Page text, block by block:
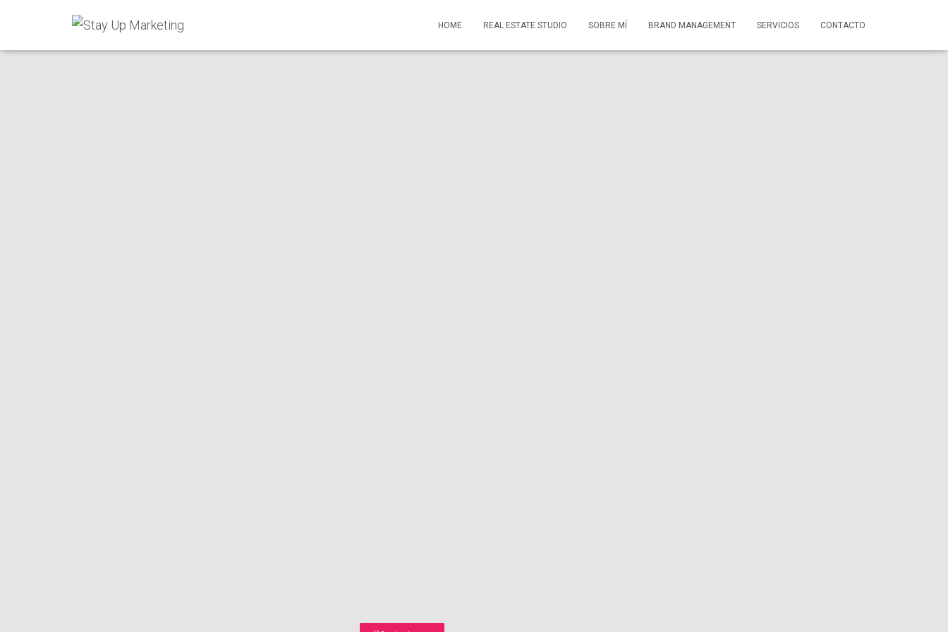
HOME REAL ESTATE STUDIO SOBRE MÍ BRAND MANAGEMENT SERVICIOS CONTACTO